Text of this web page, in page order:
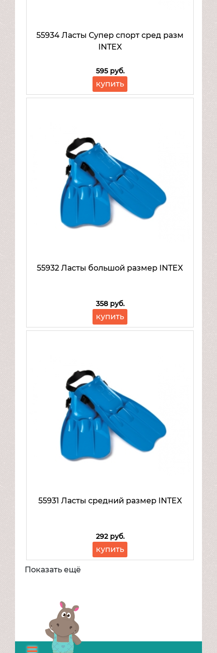
Mattel
55934 Ласты Супер спорт сред разм
INTEX
595 руб.
купить
55932 Ласты большой размер INTEX
358 руб.
купить
55931 Ласты средний размер INTEX
292 руб.
купить
Показать ещё